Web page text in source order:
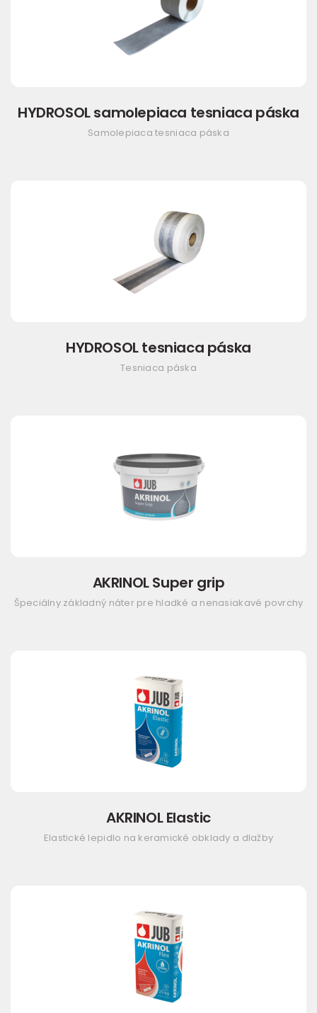
HYDROSOL samolepiaca tesniaca páska
Samolepiaca tesniaca páska
HYDROSOL tesniaca páska
Tesniaca páska
AKRINOL Super grip
Špeciálny základný náter pre hladké a nenasiakavé povrchy
AKRINOL Elastic
Elastické lepidlo na keramické obklady a dlažby